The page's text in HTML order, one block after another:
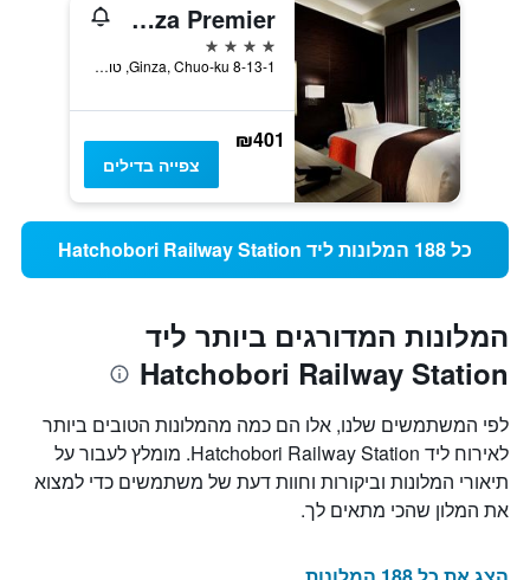
Mitsui Garden Hotel Ginza Premier
4 כוכבים
8-13-1 Ginza, Chuo-ku, טוקיו, יפן
₪401
צפייה בדילים
כל 188 המלונות ליד Hatchobori Railway Station
המלונות המדורגים ביותר ליד
Hatchobori Railway Station
לפי המשתמשים שלנו, אלו הם כמה מהמלונות הטובים ביותר
לאירוח ליד Hatchobori Railway Station. מומלץ לעבור על
תיאורי המלונות וביקורות וחוות דעת של משתמשים כדי למצוא
את המלון שהכי מתאים לך.